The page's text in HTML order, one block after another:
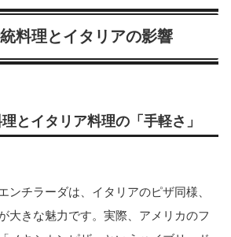
料理とイタリアの影響
とイタリア料理の「手軽さ」
ンチラーダは、イタリアのピザ同様、
大きな魅力です。実際、アメリカのフ